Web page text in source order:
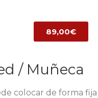
89,00€
/ Muñeca
colocar de forma